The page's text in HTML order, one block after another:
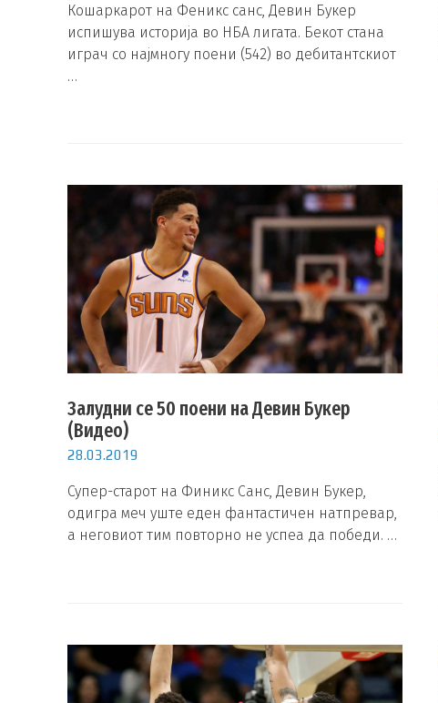
Кошаркарот на Феникс санс, Девин Букер
испишува историја во НБА лигата. Бекот стана
играч со најмногу поени (542) во дебитантскиот
…
Залудни се 50 поени на Девин Букер
(Видео)
28.03.2019
Супер-старот на Финикс Санс, Девин Букер,
одигра меч уште еден фантастичен натпревар,
а неговиот тим повторно не успеа да победи. …